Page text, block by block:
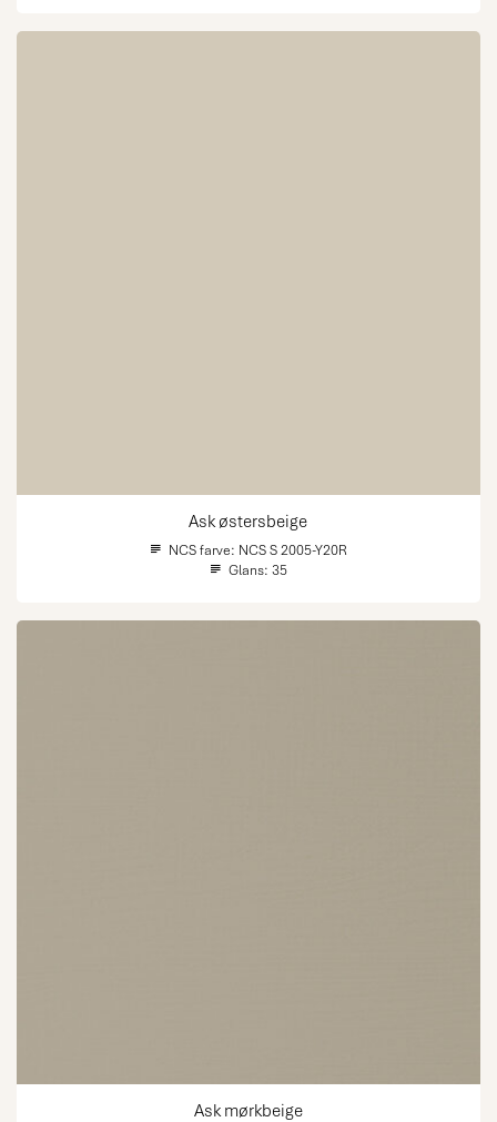
Ask østersbeige
NCS farve: NCS S 2005-Y20R
Glans:35
Ask mørkbeige